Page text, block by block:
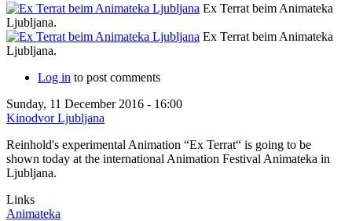
Ex Terrat beim Animateka
Ljubljana.
Ex Terrat beim Animateka
Ljubljana.
Log in to post comments
Sunday, 11 December 2016 - 16:00
Kinodvor Ljubljana
Reinhold's experimental Animation “Ex Terrat“ is going to be
shown today at the international Animation Festival Animateka in
Ljubljana.
Links
Animateka